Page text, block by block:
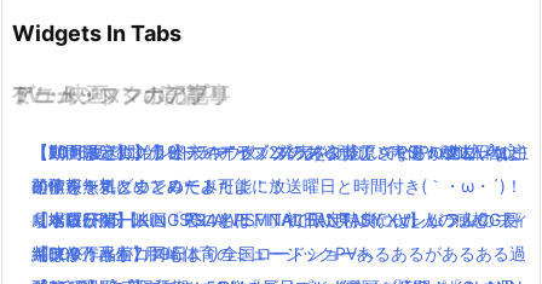
Widgets In Tabs
TV・映画
【動画まとめ】月9ドラマ”ラブソング”の藤原さくらが逸材( ﾟдﾟ )
イイ声！！
劇場版FF15【KINGSGLAIVE FINAL FANTASY XV】がフルCG長
編映像作品が7月9日より全国ロードショーへ
ゲーム・スマホアプリ
【期間限定】グラビティデイズ2発売を記念してPSPlus加入者は
前作を無料ダウンロード可能に！
リゼロがゲームに！PS4とPSVITAで限定特典にはレムラムのフィ
ギアが！水着コスも！
アニメ・マンガの記事
【10月放送開始】終末のイゼッタのあらすじ・声優・放送日など
の情報をまとめてみたよ！
【本日公開】映画「君の名は。」初日に見に行った人の感想・評
判は？
ミュージックの記事
【2016夏アニソン】ツキウタ。プラネタリアンなどのアニメの主
題歌を一気にまとめてみたよ！放送曜日と時間付き(｀・ω・´)！
【水曜日編】
【600万再生】岡崎体育のミュージックPVあるあるがあるある過